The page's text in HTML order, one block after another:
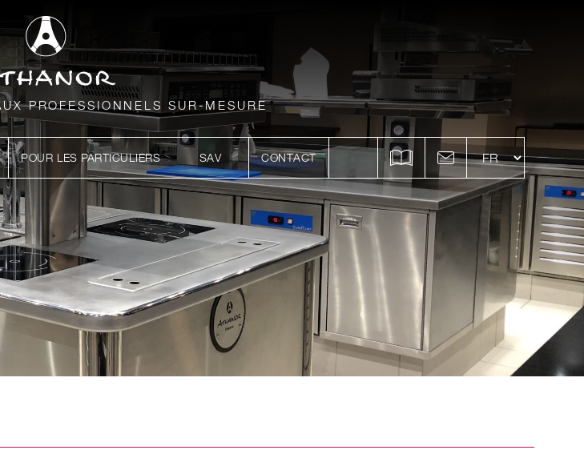
PROFESSIONNELS SUR-MESURE
POUR LES PARTICULIERS SAV CONTACT